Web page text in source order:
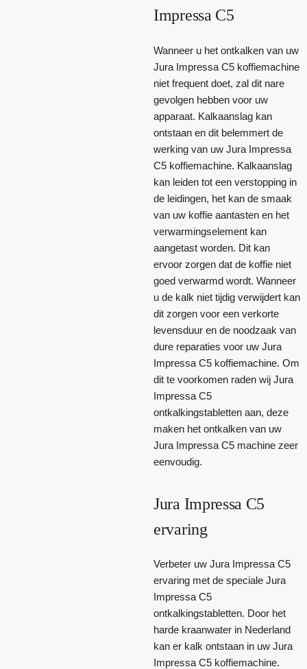
Impressa C5
Wanneer u het ontkalken van uw
Jura Impressa C5 koffiemachine
niet frequent doet, zal dit nare
gevolgen hebben voor uw
apparaat. Kalkaanslag kan
ontstaan en dit belemmert de
werking van uw Jura Impressa
C5 koffiemachine. Kalkaanslag
kan leiden tot een verstopping in
de leidingen, het kan de smaak
van uw koffie aantasten en het
verwarmingselement kan
aangetast worden. Dit kan
ervoor zorgen dat de koffie niet
goed verwarmd wordt. Wanneer
u de kalk niet tijdig verwijdert kan
dit zorgen voor een verkorte
levensduur en de noodzaak van
dure reparaties voor uw Jura
Impressa C5 koffiemachine. Om
dit te voorkomen raden wij Jura
Impressa C5
ontkalkingstabletten aan, deze
maken het ontkalken van uw
Jura Impressa C5 machine zeer
eenvoudig.
Jura Impressa C5
ervaring
Verbeter uw Jura Impressa C5
ervaring met de speciale Jura
Impressa C5
ontkalkingstabletten. Door het
harde kraanwater in Nederland
kan er kalk ontstaan in uw Jura
Impressa C5 koffiemachine.